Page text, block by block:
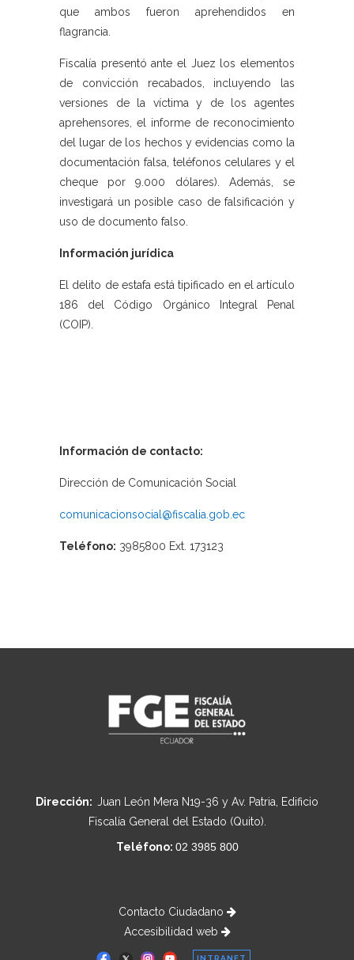
que ambos fueron aprehendidos en
flagrancia.
Fiscalía presentó ante el Juez los elementos
de convicción recabados, incluyendo las
versiones de la víctima y de los agentes
aprehensores, el informe de reconocimiento
del lugar de los hechos y evidencias como la
documentación falsa, teléfonos celulares y el
cheque por 9.000 dólares). Además, se
investigará un posible caso de falsificación y
uso de documento falso.
Información jurídica
El delito de estafa está tipificado en el artículo
186 del Código Orgánico Integral Penal
(COIP).
Información de contacto:
Dirección de Comunicación Social
comunicacionsocial@fiscalia.gob.ec
Teléfono: 3985800 Ext. 173123
Dirección: Juan León Mera N19-36 y Av. Patria, Edificio
Fiscalía General del Estado (Quito).
Teléfono: 02 3985 800
Contacto Ciudadano
Accesibilidad web
INTRANET